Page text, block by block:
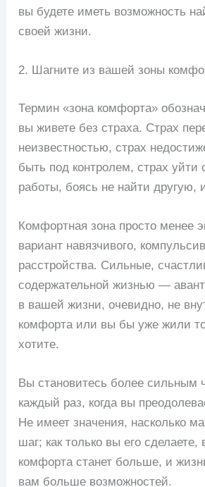
вы будете иметь возможность
своей жизни.
2. Шагните из вашей зоны
Термин «зона комфорта»
вы живете без страха. Страх
неизвестностью, страх
быть под контролем, страх уйти
работы, боясь не найти другую,
Комфортная зона просто менее
вариант навязчивого,
расстройства. Сильные,
содержательной жизнью —
в вашей жизни, очевидно, не
комфорта или вы бы уже жили
хотите.
Вы становитесь более сильным
каждый раз, когда вы
Не имеет значения, насколько
шаг; как только вы его сделаете,
комфорта станет больше, и
вам больше возможностей.